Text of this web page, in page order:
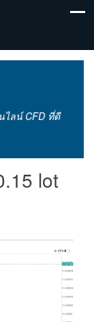
ไลน์ CFD ที่ดี
lot